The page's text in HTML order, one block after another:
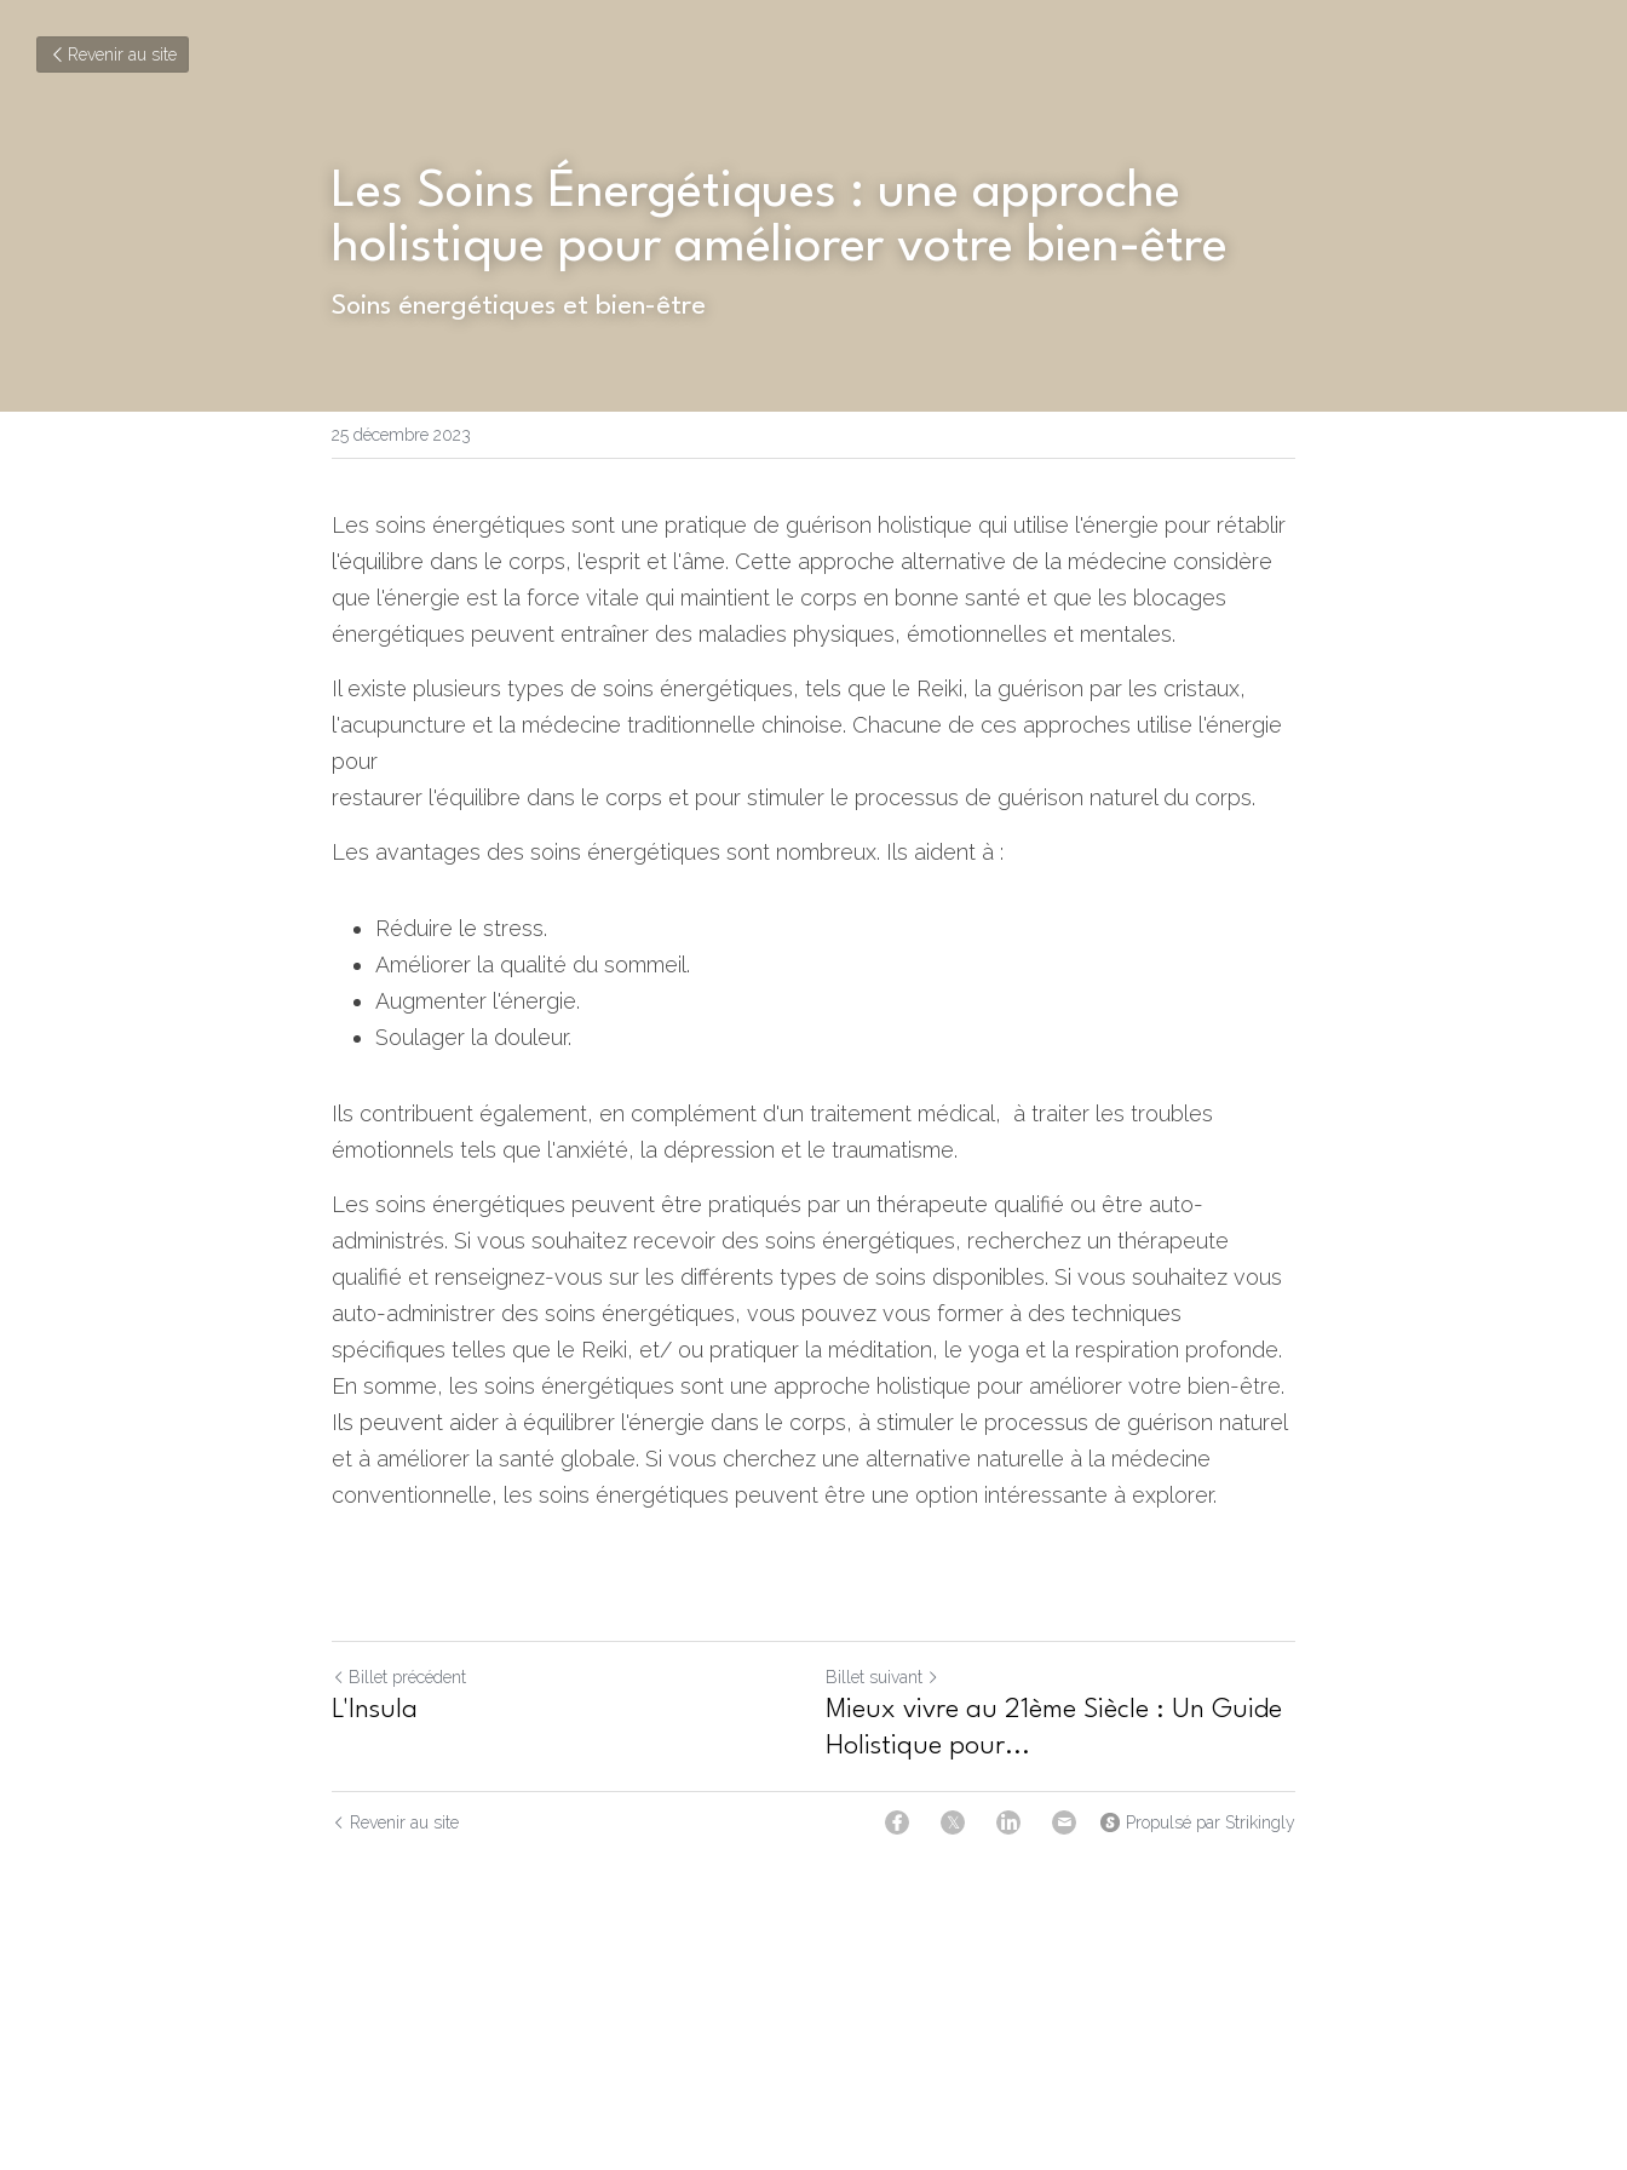
Revenir au site
Les Soins Énergétiques : une approche
holistique pour améliorer votre bien-être
Soins énergétiques et bien-être
25 décembre 2023
Les soins énergétiques sont une pratique de guérison holistique qui utilise l'énergie pour rétablir
l'équilibre dans le corps, l'esprit et l'âme. Cette approche alternative de la médecine considère
que l'énergie est la force vitale qui maintient le corps en bonne santé et que les blocages
énergétiques peuvent entraîner des maladies physiques, émotionnelles et mentales.
Il existe plusieurs types de soins énergétiques, tels que le Reiki, la guérison par les cristaux,
l'acupuncture et la médecine traditionnelle chinoise. Chacune de ces approches utilise l'énergie
pour
restaurer l'équilibre dans le corps et pour stimuler le processus de guérison naturel du corps.
Les avantages des soins énergétiques sont nombreux. Ils aident à :
Réduire le stress.
Améliorer la qualité du sommeil.
Augmenter l'énergie.
Soulager la douleur.
Ils contribuent également, en complément d'un traitement médical,  à traiter les troubles
émotionnels tels que l'anxiété, la dépression et le traumatisme.
Les soins énergétiques peuvent être pratiqués par un thérapeute qualifié ou être auto-
administrés. Si vous souhaitez recevoir des soins énergétiques, recherchez un thérapeute
qualifié et renseignez-vous sur les différents types de soins disponibles. Si vous souhaitez vous
auto-administrer des soins énergétiques, vous pouvez vous former à des techniques
spécifiques telles que le Reiki, et/ ou pratiquer la méditation, le yoga et la respiration profonde.
En somme, les soins énergétiques sont une approche holistique pour améliorer votre bien-être.
Ils peuvent aider à équilibrer l'énergie dans le corps, à stimuler le processus de guérison naturel
et à améliorer la santé globale. Si vous cherchez une alternative naturelle à la médecine
conventionnelle, les soins énergétiques peuvent être une option intéressante à explorer.
Billet précédent
L'Insula
Billet suivant
Mieux vivre au 21ème Siècle : Un Guide
Holistique pour...
Revenir au site Propulsé par Strikingly